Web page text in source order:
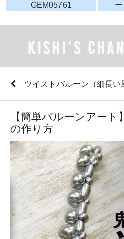
GEM05761
ツイストバルーン（細長い
【簡単バルーンアート
の作り方